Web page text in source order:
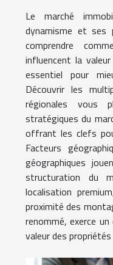
Le marché
dynamisme et ses
comprendre
influencent la
essentiel pour
Découvrir les
régionales vous
stratégiques du
offrant les clefs
Facteurs
géographiques
structuration du
localisation
proximité des
renommé, exerce
valeur des